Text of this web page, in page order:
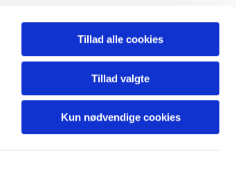
Tillad alle cookies
Tillad valgte
Kun nødvendige cookies